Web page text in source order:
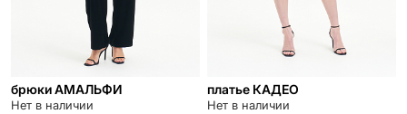
брюки АМАЛЬФИ
Нет в наличии
платье КАДЕО
Нет в наличии